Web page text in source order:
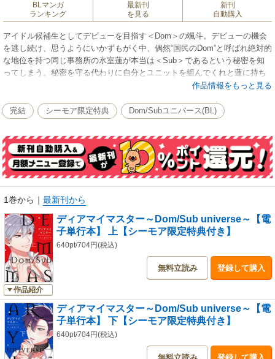
BLマンガ
ランキング
最新刊
を見る
新刊
自動購入
アイドル候補生としてデビューを目指す＜Dom＞の颯斗。デビューの機会
を逃し続け、思うようにいかずもがく中、偶然“国民のDom”と呼ばれ絶対的
な地位を持つ同じ事務所の氷室蓮が本当は＜Sub＞であるという秘密を知
ってしまう。秘密を守る代わりに自分とユニットを組んでくれと蓮に持ち
かけた颯斗だが、蓮から＜Dom＞と＜Sub＞としてもパートナーになるよ
す。
※本コンテンツには、コミックシーモア限定特典が付与されています
作品情報をもっと見る
完結 シーモア限定特典 Dom/Subユニバース(BL)
1巻から ｜ 最新刊から
作品紹介
ディアマイマスター～Dom/Sub universe～【電
子単行本】 上【シーモア限定特典付き】
640pt/704円(税込)
無料立読み 登録して購入
ディアマイマスター～Dom/Sub universe～【電
子単行本】 下【シーモア限定特典付き】
640pt/704円(税込)